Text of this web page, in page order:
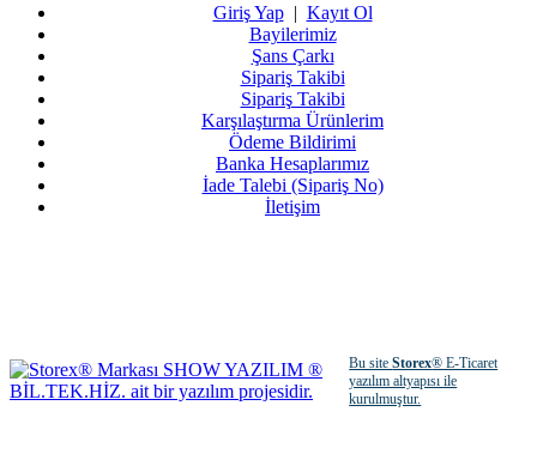
Giriş Yap| Kayıt Ol
Bayilerimiz
Şans Çarkı
Sipariş Takibi
Sipariş Takibi
Karşılaştırma Ürünlerim
Ödeme Bildirimi
Banka Hesaplarımız
İade Talebi (Sipariş No)
İletişim
Bu siteStorex® E-Ticaret
yazılım altyapısı ile
kurulmuştur.